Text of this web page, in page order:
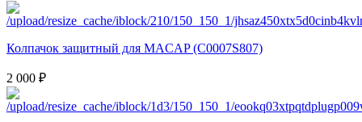
Колпачок защитный для MACAP (C0007S807)
2 000 ₽